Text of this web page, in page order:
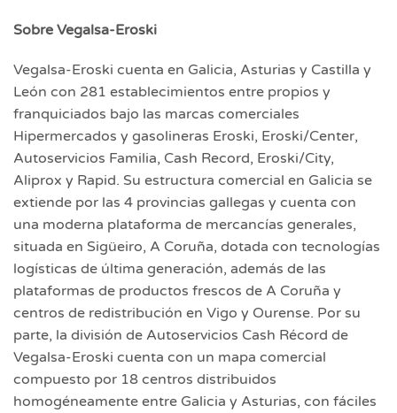
Sobre Vegalsa-Eroski
Vegalsa-Eroski cuenta en Galicia, Asturias y Castilla y
León con 281 establecimientos entre propios y
franquiciados bajo las marcas comerciales
Hipermercados y gasolineras Eroski, Eroski/Center,
Autoservicios Familia, Cash Record, Eroski/City,
Aliprox y Rapid. Su estructura comercial en Galicia se
extiende por las 4 provincias gallegas y cuenta con
una moderna plataforma de mercancías generales,
situada en Sigüeiro, A Coruña, dotada con tecnologías
logísticas de última generación, además de las
plataformas de productos frescos de A Coruña y
centros de redistribución en Vigo y Ourense. Por su
parte, la división de Autoservicios Cash Récord de
Vegalsa-Eroski cuenta con un mapa comercial
compuesto por 18 centros distribuidos
homogéneamente entre Galicia y Asturias, con fáciles